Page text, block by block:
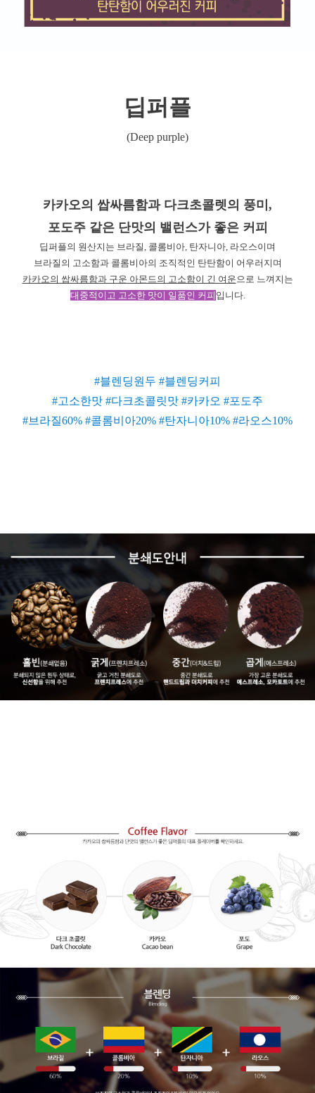
딥퍼플
(Deep purple)
카카오의 쌉싸름함과 다크초콜렛의 풍미,
포도주 같은 단맛의 밸런스가 좋은 커피
딥퍼플의 원산지는 브라질, 콜롬비아, 탄자니아, 라오스이며
브라질의 고소함과 콜롬비아의 조직적인 탄탄함이 어우러지며
카카오의 쌉싸름함과 구운 아몬드의 고소함이 긴 여운 으로 느껴지는
대중적이고 고소한 맛이 일품인 커피 입니다.
#블렌딩원두 #블렌딩커피
#고소한맛 #다크초콜릿맛 #카카오 #포도주
#브라질60% #콜롬비아20% #탄자니아10% #라오스10%